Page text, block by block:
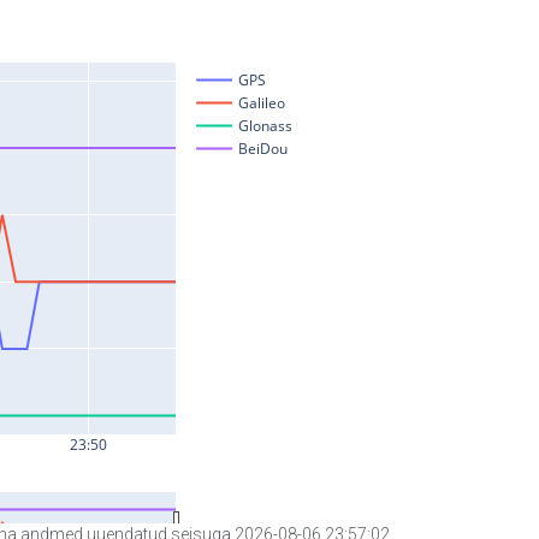
andmed uuendatud seisuga 2026-08-06 23:57:02